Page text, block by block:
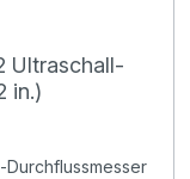
Ultraschall-
in.)
Durchflussmesser